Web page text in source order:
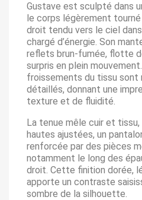
Gustave est sculpté dans
le corps légèrement tourné
droit tendu vers le ciel
chargé d’énergie. Son
reflets brun-fumée, flotte
surpris en plein
froissements du tissu sont
détaillés, donnant une
texture et de fluidité.
La tenue mêle cuir et
hautes ajustées, un
renforcée par des pièces
notamment le long des
droit. Cette finition dorée,
apporte un contraste
sombre de la silhouette.